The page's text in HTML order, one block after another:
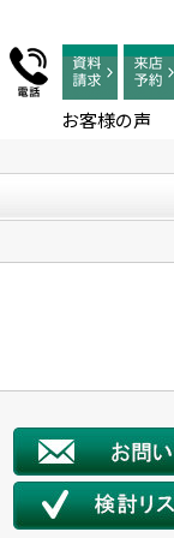
お客様の声